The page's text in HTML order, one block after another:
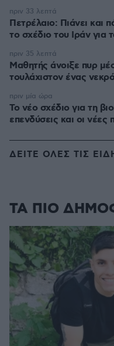
Πετρέλαιο: Πιάνει και
το σχέδιο του Ιράν
πριν 33 λεπτά
Μαθητής άνοιξε πυρ
τουλάχιστον ένας
πριν 35 λεπτά
Το νέο σχέδιο για τη
επενδύσεις και οι νέες
πριν μία ώρα
ΔΕΙΤΕ ΟΛΕΣ ΤΙΣ
ΤΑ ΠΙΟ